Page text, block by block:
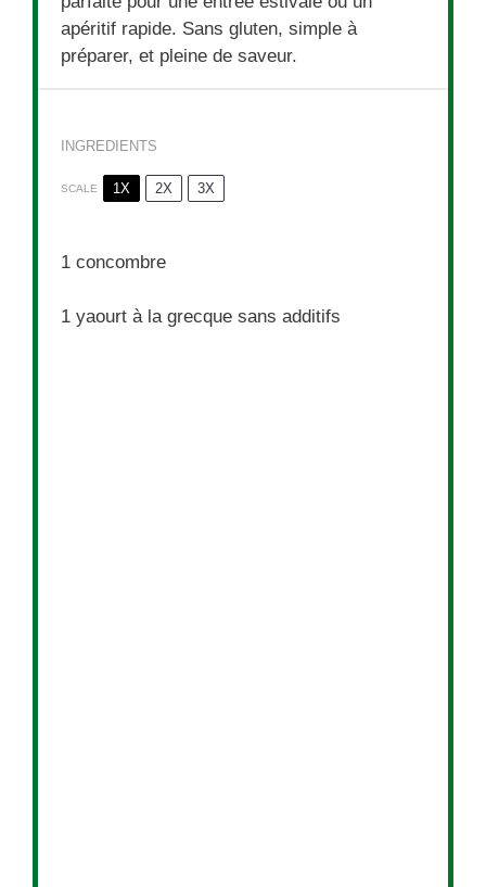
apéritif rapide. Sans gluten, simple à
préparer, et pleine de saveur.
INGREDIENTS
SCALE 1X 2X 3X
1 concombre
1 yaourt à la grecque sans additifs